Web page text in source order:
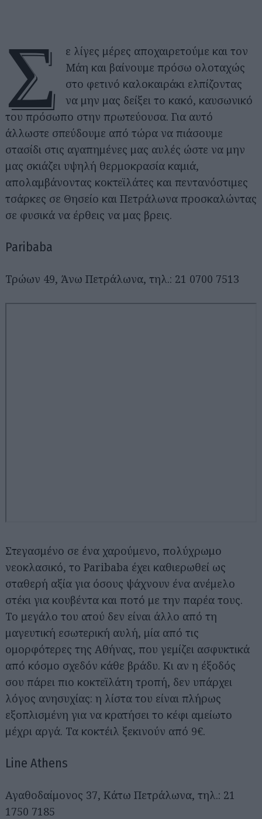
Σ
ε λίγες μέρες αποχαιρετούμε και τον
Μάη και βαίνουμε πρόσω ολοταχώς
στο φετινό καλοκαιράκι ελπίζοντας
να μην μας δείξει το κακό, καυσωνικό
του πρόσωπο στην πρωτεύουσα. Για αυτό
άλλωστε σπεύδουμε από τώρα να πιάσουμε
στασίδι στις αγαπημένες μας αυλές ώστε να μην
μας σκιάζει υψηλή θερμοκρασία καμιά,
απολαμβάνοντας κοκτεϊλάτες και πεντανόστιμες
τσάρκες σε Θησείο και Πετράλωνα προσκαλώντας
σε φυσικά να έρθεις να μας βρεις.
Paribaba
Τρώων 49, Άνω Πετράλωνα, τηλ.: 21 0700 7513
Στεγασμένο σε ένα χαρούμενο, πολύχρωμο
νεοκλασικό, το Paribaba έχει καθιερωθεί ως
σταθερή αξία για όσους ψάχνουν ένα ανέμελο
στέκι για κουβέντα και ποτό με την παρέα τους.
Το μεγάλο του ατού δεν είναι άλλο από τη
μαγευτική εσωτερική αυλή, μία από τις
ομορφότερες της Αθήνας, που γεμίζει ασφυκτικά
από κόσμο σχεδόν κάθε βράδυ. Κι αν η έξοδός
σου πάρει πιο κοκτεϊλάτη τροπή, δεν υπάρχει
λόγος ανησυχίας: η λίστα του είναι πλήρως
εξοπλισμένη για να κρατήσει το κέφι αμείωτο
μέχρι αργά. Τα κοκτέιλ ξεκινούν από 9€.
Line Athens
Αγαθοδαίμονος 37, Κάτω Πετράλωνα, τηλ.: 21
1750 7185